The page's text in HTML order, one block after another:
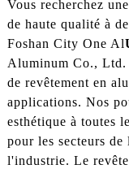
Vous recherchez
de haute qualité à
Foshan City One Al
Aluminum Co., Ltd.
de revêtement en
applications. Nos
esthétique à toutes
pour les secteurs
l'industrie. Le